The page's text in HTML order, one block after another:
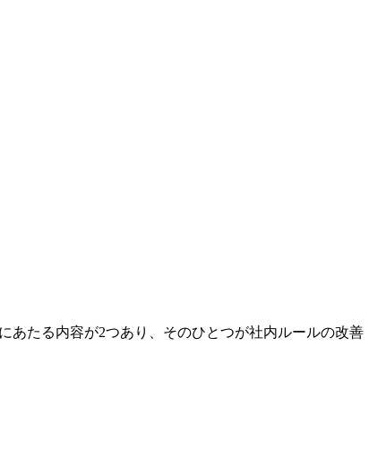
あたる内容が2つあり、そのひとつが社内ルールの改善